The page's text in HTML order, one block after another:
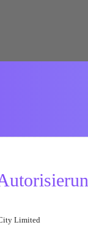
Limited